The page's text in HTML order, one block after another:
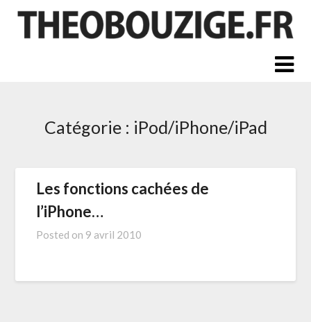
Skip
Catégorie : iPod/iPhone/iPad
Les fonctions cachées de
l’iPhone…
Posted on 9 avril 2010